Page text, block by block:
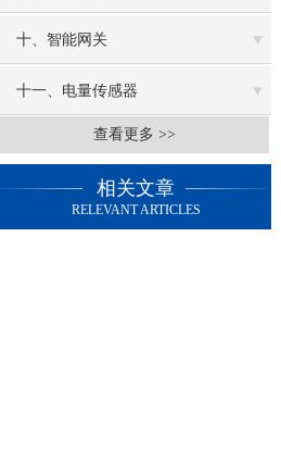
十、智能网关
十一、电量传感器
查看更多 >>
相关文章
RELEVANT ARTICLES